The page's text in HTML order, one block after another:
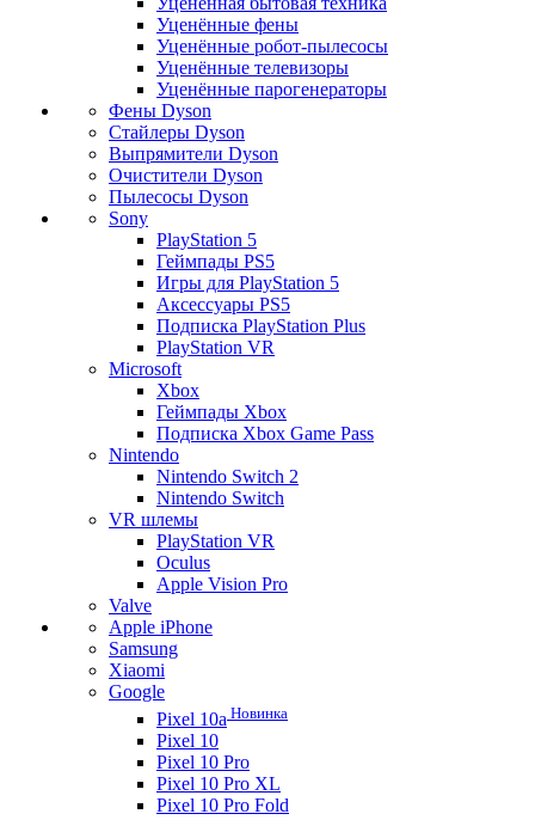
Уценённые фены
Уценённые робот-пылесосы
Уценённые телевизоры
Уценённые парогенераторы
Фены Dyson
Стайлеры Dyson
Выпрямители Dyson
Очистители Dyson
Пылесосы Dyson
Sony
PlayStation 5
Геймпады PS5
Игры для PlayStation 5
Аксессуары PS5
Подписка PlayStation Plus
PlayStation VR
Microsoft
Xbox
Геймпады Xbox
Подписка Xbox Game Pass
Nintendo
Nintendo Switch 2
Nintendo Switch
VR шлемы
PlayStation VR
Oculus
Apple Vision Pro
Valve
Apple iPhone
Samsung
Xiaomi
Google
Pixel 10a Новинка
Pixel 10
Pixel 10 Pro
Pixel 10 Pro XL
Pixel 10 Pro Fold